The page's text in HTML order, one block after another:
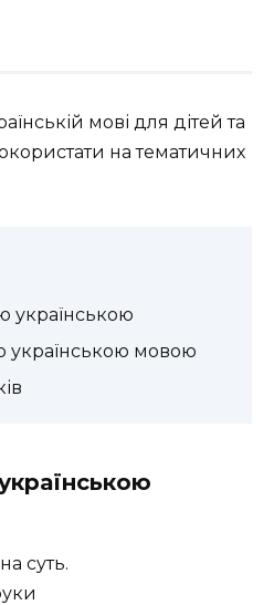
мові для дітей та
на тематичних
українською
українською мовою
суть.